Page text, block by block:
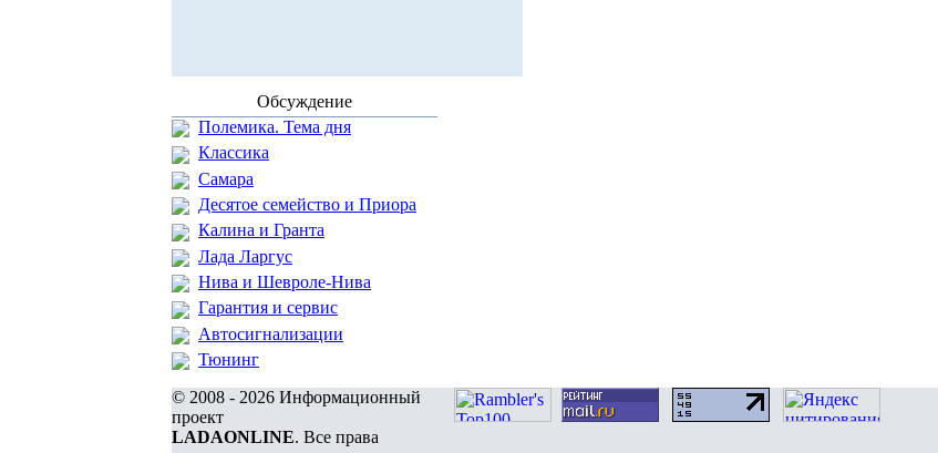
Обсуждение
Полемика. Тема дня
Классика
Самара
Десятое семейство и Приора
Калина и Гранта
Лада Ларгус
Нива и Шевроле-Нива
Гарантия и сервис
Автосигнализации
Тюнинг
© 2008 - 2026 Информационный
проект
LADAONLINE. Все права